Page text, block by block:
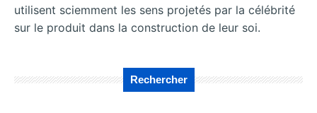
utilisent sciemment les sens projetés par la célébrité
sur le produit dans la construction de leur soi.
Rechercher